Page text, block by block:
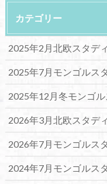
カテゴリー
2025年2月北欧スタデ
2025年7月モンゴルス
2025年12月冬モンゴ
2026年3月北欧スタデ
2026年7月モンゴルス
2024年7月モンゴルス